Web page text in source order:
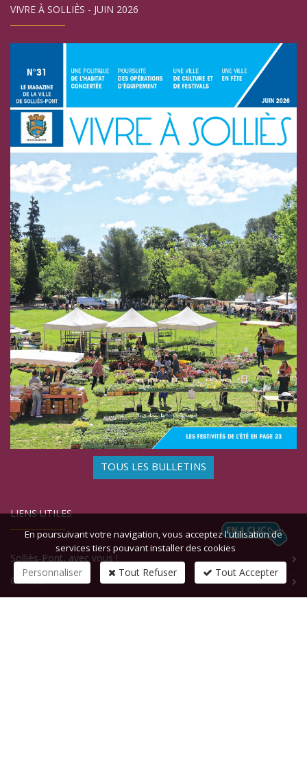
VIVRE À SOLLIÈS - JUIN 2026
TOUS LES BULLETINS
LIENS UTILES
Solliès-Pont, avec vous !
Contact
En poursuivant votre navigation, vous acceptez l'utilisation de
services tiers pouvant installer des cookies
Personnaliser Tout Refuser Tout Accepter